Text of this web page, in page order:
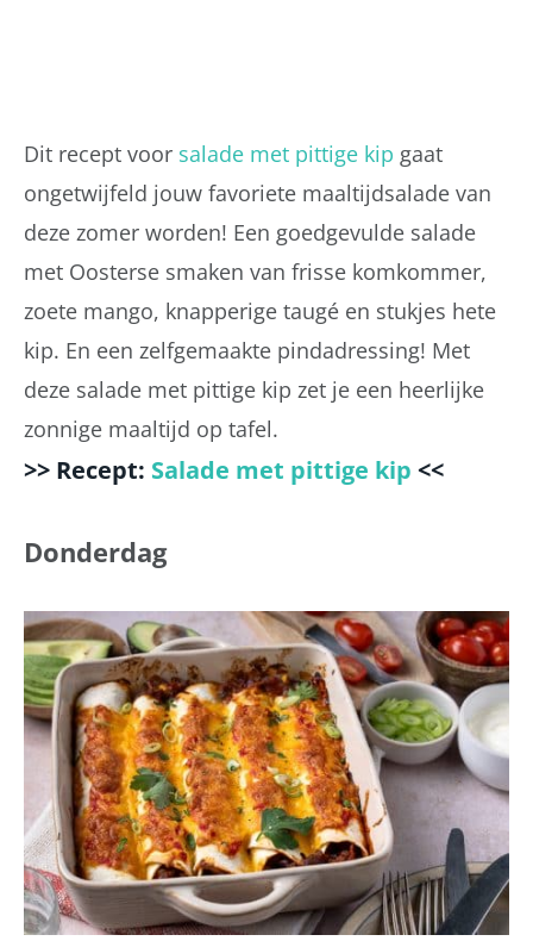
Dit recept voor salade met pittige kip gaat
ongetwijfeld jouw favoriete maaltijdsalade van
deze zomer worden! Een goedgevulde salade
met Oosterse smaken van frisse komkommer,
zoete mango, knapperige taugé en stukjes hete
kip. En een zelfgemaakte pindadressing! Met
deze salade met pittige kip zet je een heerlijke
zonnige maaltijd op tafel.
>> Recept: Salade met pittige kip <<
Donderdag